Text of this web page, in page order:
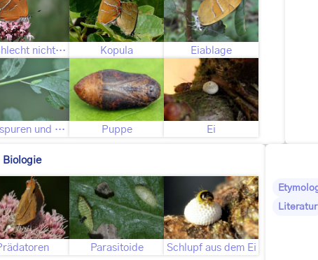
Geschlecht nicht bestimmt Kopula Eiablage
Fraßspuren und Befallsbild Puppe Ei
Biologie
Parasitoide Schlupf aus dem Ei
Literatur